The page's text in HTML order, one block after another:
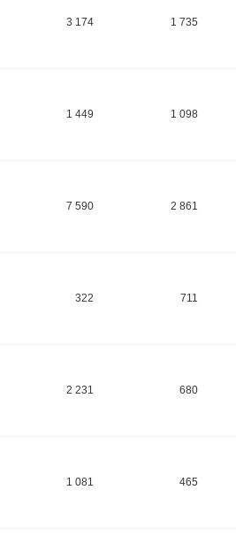
3 174 1 735
1 449 1 098
7 590 2 861
322 711
2 231 680
1 081 465